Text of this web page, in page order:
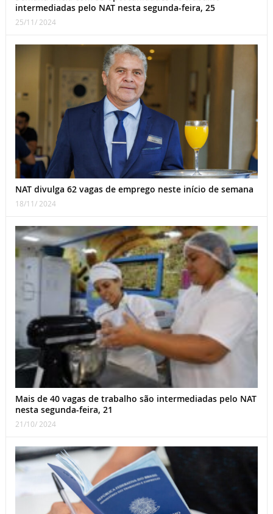
intermediadas pelo NAT nesta segunda-feira, 25
25/11/ 2024
NAT divulga 62 vagas de emprego neste início de semana
18/11/ 2024
Mais de 40 vagas de trabalho são intermediadas pelo NAT
nesta segunda-feira, 21
21/10/ 2024